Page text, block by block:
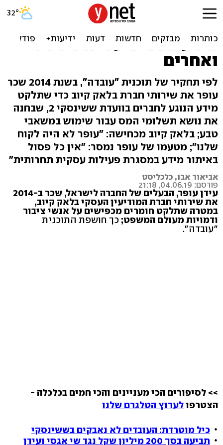
עידן עופר שכר שירותי
מודיעין עסקי במטרה לאסוף
מידע מכפיש על יאיר לפיד
ואחרים
לפי תחקיר של תוכנית "עובדה", בשנת 2014 שכר
עופר את שירותי חברת בלאק קיוב כדי שתלקט
מידע הנוגע לחברים בוועדת ששינסקי 2, שבחנה
את נושא תשלומי המס עבור שימוש במשאבי
טבע; בלאק קיוב מכחישה: "עופר לא היה לקוח
שלנו"; מטעמו של עופר נמסר: "אין כל פסול
באיתור מידע במסגרת פעילות עסקית תחרותית"
אביאור אבו, כלכליסט
פורסם: 04.06.19, 21:18
עידן עופר, הבעלים של החברה לישראל, שכר ב-2014
את שירותי חברת המודיעין העסקי בלאק קיוב,
במטרה שתלקט חומרים מכפישים על אנשי ציבור
ודמויות מעולם המשפט; כך חושפת התוכנית
"עובדה".
>> לסיפורים הכי מעניינים והכי חמים בכלכלה -
הצטרפולערוץ הטלגרם שלנו
כיל מוטרדת: העובדים לא נאבקים בששינסקי
תביעה בסך 200 מיליון שקל נגד שי אגסי ועידן